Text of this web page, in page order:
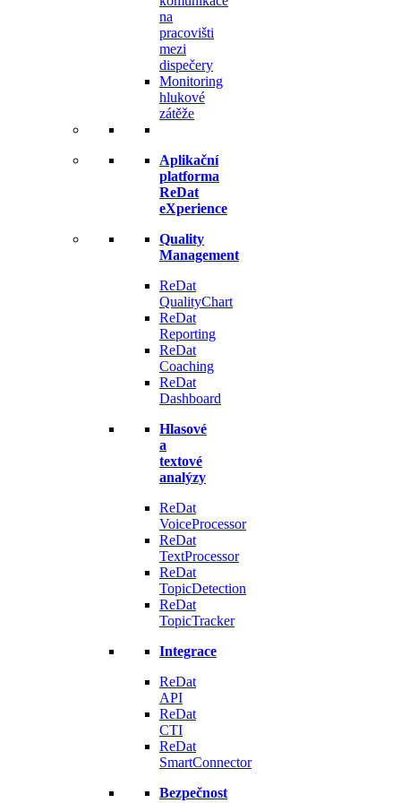
na
pracovišti
mezi
dispečery
Monitoring
hlukové
zátěže
Aplikační
platforma
ReDat
eXperience
Quality
Management
ReDat
QualityChart
ReDat
Reporting
ReDat
Coaching
ReDat
Dashboard
Hlasové
a
textové
analýzy
ReDat
VoiceProcessor
ReDat
TextProcessor
ReDat
TopicDetection
ReDat
TopicTracker
Integrace
ReDat
API
ReDat
CTI
ReDat
SmartConnector
Bezpečnost